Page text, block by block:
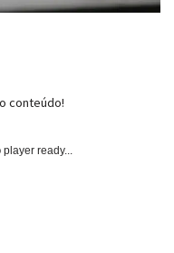
conteúdo!
player ready...